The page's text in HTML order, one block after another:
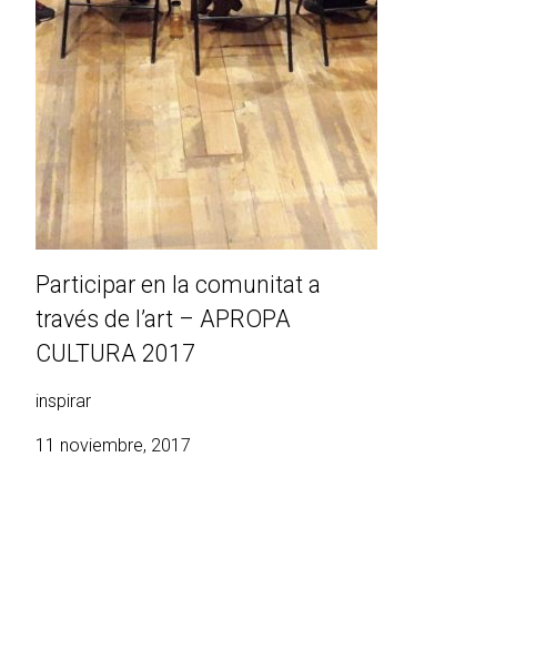
Participar en la comunitat a
través de l’art – APROPA
CULTURA 2017
inspirar
11 noviembre, 2017